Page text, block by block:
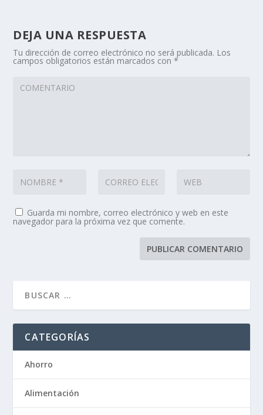
DEJA UNA RESPUESTA
Tu dirección de correo electrónico no será publicada. Los
campos obligatorios están marcados con*
Guarda mi nombre, correo electrónico y web en este
navegador para la próxima vez que comente.
CATEGORÍAS
Ahorro
Alimentación